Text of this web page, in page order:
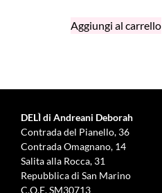
Aggiungi al carrello
DELÌ di Andreani Deborah
Contrada del Pianello, 36
Contrada Omagnano, 14
Salita alla Rocca, 31
Repubblica di San Marino
C.O.E. SM30713